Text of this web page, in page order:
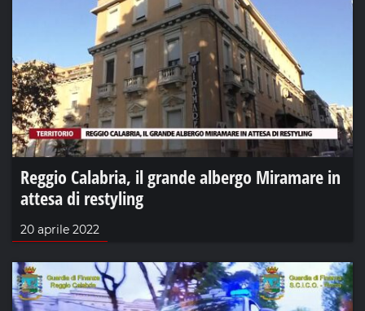
Reggio Calabria, il grande albergo Miramare in
attesa di restyling
20 aprile 2022